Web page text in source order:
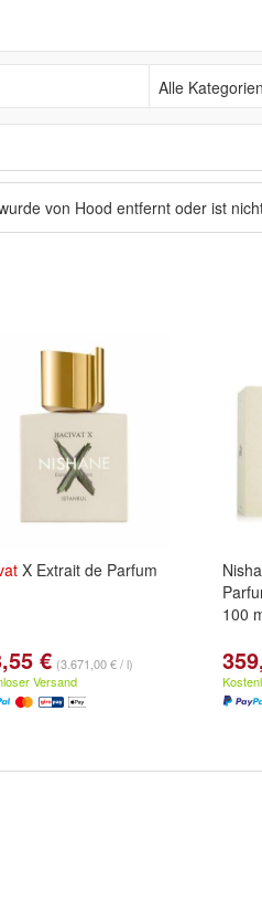
Alle Kategorien
von Hood entfernt oder ist
X Extrait de Parfum
€ (3.671,00 € / l)
Versand
100